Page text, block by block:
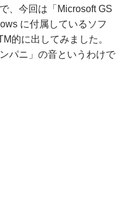
、今回は「Microsoft GS
に付属しているソフ
的に出してみました。
パニ」の音というわけで